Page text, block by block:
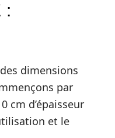
:
dimensions
par
cm d’épaisseur
et le